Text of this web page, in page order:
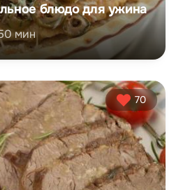
блюдо для ужина
мин
70